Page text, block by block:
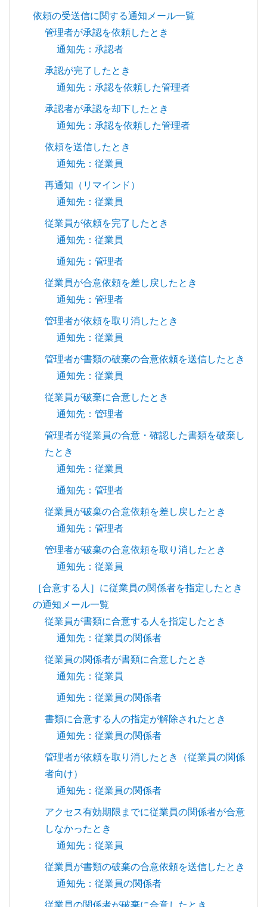
依頼の受送信に関する通知メール一覧
管理者が承認を依頼したとき
通知先：承認者
承認が完了したとき
通知先：承認を依頼した管理者
承認者が承認を却下したとき
通知先：承認を依頼した管理者
依頼を送信したとき
通知先：従業員
再通知（リマインド）
通知先：従業員
従業員が依頼を完了したとき
通知先：従業員
通知先：管理者
従業員が合意依頼を差し戻したとき
通知先：管理者
管理者が依頼を取り消したとき
通知先：従業員
管理者が書類の破棄の合意依頼を送信したとき
通知先：従業員
従業員が破棄に合意したとき
通知先：管理者
管理者が従業員の合意・確認した書類を破棄し
たとき
通知先：従業員
通知先：管理者
従業員が破棄の合意依頼を差し戻したとき
通知先：管理者
管理者が破棄の合意依頼を取り消したとき
通知先：従業員
［合意する人］に従業員の関係者を指定したとき
の通知メール一覧
従業員が書類に合意する人を指定したとき
通知先：従業員の関係者
従業員の関係者が書類に合意したとき
通知先：従業員
通知先：従業員の関係者
書類に合意する人の指定が解除されたとき
通知先：従業員の関係者
管理者が依頼を取り消したとき（従業員の関係
者向け）
通知先：従業員の関係者
アクセス有効期限までに従業員の関係者が合意
しなかったとき
通知先：従業員
従業員が書類の破棄の合意依頼を送信したとき
通知先：従業員の関係者